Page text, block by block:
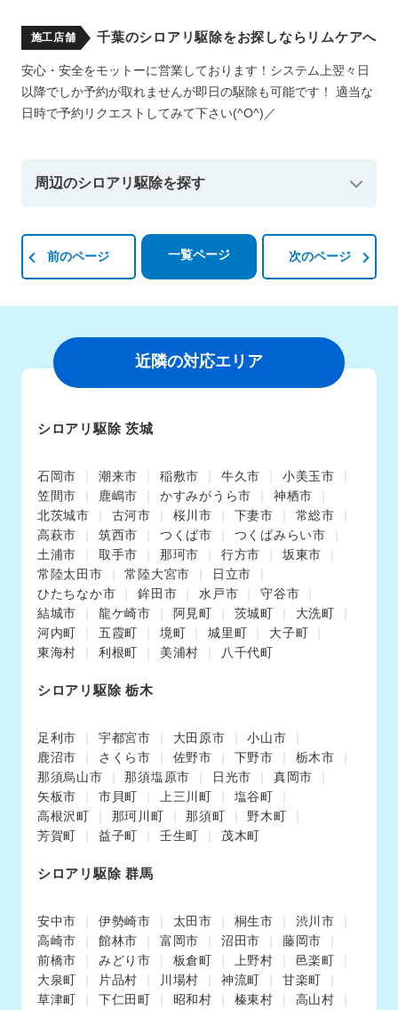
施工店舗 千葉のシロアリ駆除をお探しならリムケアへ
安心・安全をモットーに営業しております！システム上翌々日
以降でしか予約が取れませんが即日の駆除も可能です！ 適当な
日時で予約リクエストしてみて下さい(^O^)／
周辺のシロアリ駆除を探す
前のページ 一覧ページ 次のページ
近隣の対応エリア
シロアリ駆除 茨城
石岡市 潮来市 稲敷市 牛久市
小美玉市
笠間市
鹿嶋市 かすみがうら市
神栖市
北茨城市
古河市 桜川市 下妻市
常総市
高萩市
筑西市 つくば市
つくばみらい市
土浦市
取手市 那珂市 行方市
坂東市
常陸太田市
常陸大宮市
日立市
ひたちなか市
鉾田市 水戸市
守谷市
結城市
龍ケ崎市 阿見町 茨城町
大洗町
河内町
五霞町 境町 城里町
大子町
東海村
利根町 美浦村 八千代町
シロアリ駆除 栃木
足利市 宇都宮市 大田原市
小山市
鹿沼市
さくら市 佐野市 下野市
栃木市
那須烏山市
那須塩原市 日光市
真岡市
矢板市
市貝町 上三川町
塩谷町
高根沢町
那珂川町 那須町
野木町
芳賀町
益子町 壬生町 茂木町
シロアリ駆除 群馬
安中市 伊勢崎市 太田市 桐生市
渋川市
高崎市
館林市 富岡市 沼田市
藤岡市
前橋市
みどり市 板倉町 上野村
邑楽町
大泉町
片品村 川場村 神流町
甘楽町
草津町
下仁田町 昭和村 榛東村
高山村